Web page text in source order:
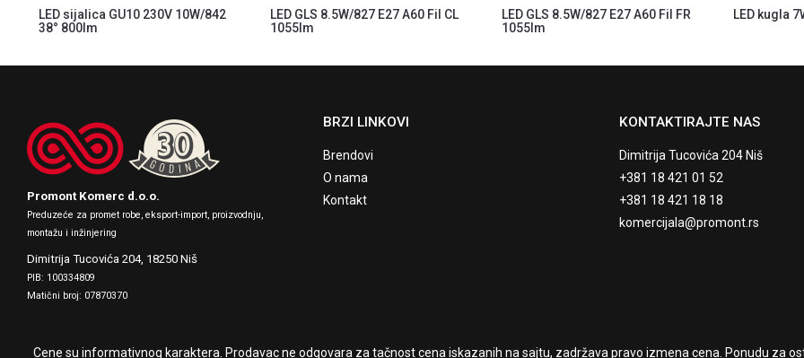
LED sijalica GU10 230V 10W/842
38° 800lm
LED GLS 8.5W/827 E27 A60 Fil CL
1055lm
LED GLS 8.5W/827 E27 A60 Fil FR
1055lm
LED kugla
Promont Komerc d.o.o.
Preduzeće za promet robe, eksport-import, proizvodnju,
montažu i inžinjering
Dimitrija Tucovića 204, 18250 Niš
PIB: 100334809
Matični broj: 07870370
BRZI LINKOVI
Brendovi
O nama
Kontakt
KONTAKTIRAJTE NAS
Dimitrija Tucovića 204 Niš
+381 18 421 01 52
+381 18 421 18 18
komercijala@promont.rs
Cene su informativnog karaktera. Prodavac ne odgovara za tačnost cena iskazanih na sajtu, zadržava pravo izmena cena. Ponudu za